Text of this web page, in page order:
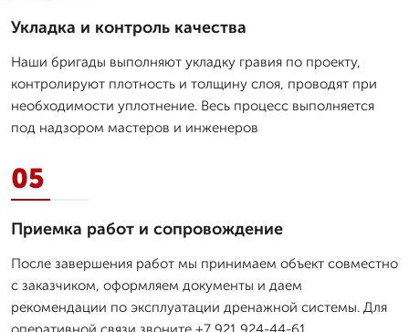
Укладка и контроль качества
Наши бригады выполняют укладку гравия по проекту,
контролируют плотность и толщину слоя, проводят при
необходимости уплотнение. Весь процесс выполняется
под надзором мастеров и инженеров
05
Приемка работ и сопровождение
После завершения работ мы принимаем объект совместно
с заказчиком, оформляем документы и даем
рекомендации по эксплуатации дренажной системы. Для